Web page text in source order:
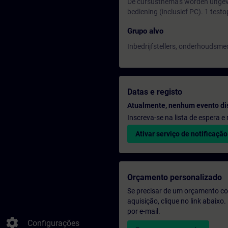
settings Configurações
bediening (inclusief PC). 1
Grupo alvo
Inbedrijfstellers,
Datas e registo
Atualmente, nenhum evento
Inscreva-se na lista de espera
Ativar serviço de notificação
Orçamento personalizado
Se precisar de um orçamento
aquisição, clique no link
por e-mail.